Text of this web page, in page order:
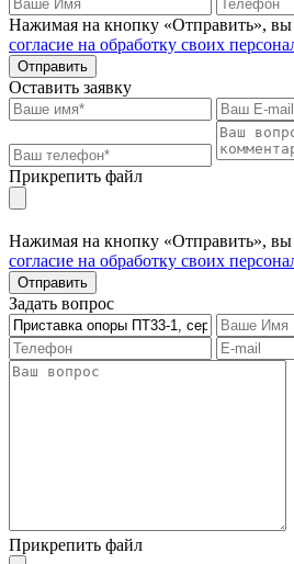
Нажимая на кнопку «Отправить», вы
согласие на обработку своих
Отправить
Оставить заявку
Прикрепить файл
Нажимая на кнопку «Отправить», вы
согласие на обработку своих
Отправить
Задать вопрос
Прикрепить файл